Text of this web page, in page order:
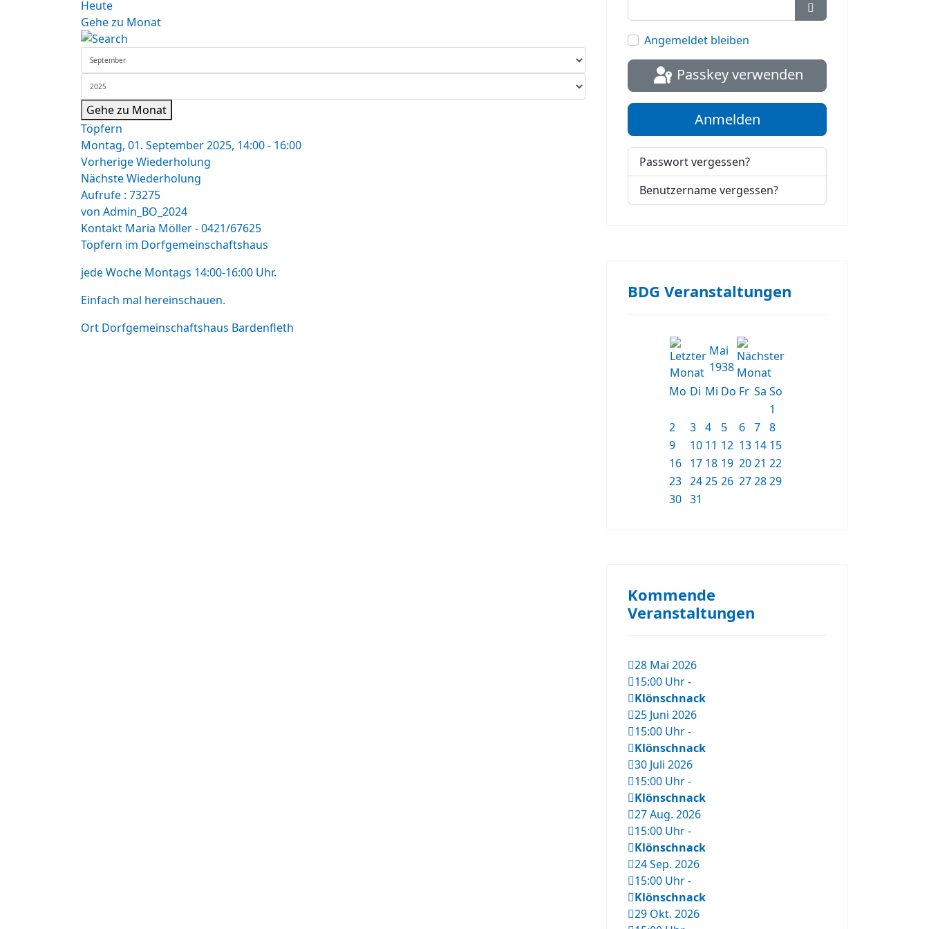
Heute
Gehe zu Monat
Gehe zu Monat
Töpfern
Montag, 01. September 2025, 14:00 - 16:00
Vorherige Wiederholung
Nächste Wiederholung
Aufrufe : 73275
von Admin_BO_2024
Kontakt Maria Möller - 0421/67625
Töpfern im Dorfgemeinschaftshaus
jede Woche Montags 14:00-16:00 Uhr.
Einfach mal hereinschauen.
Ort Dorfgemeinschaftshaus Bardenfleth
Passwort anzeigen
Angemeldet bleiben
Passkey verwenden
Anmelden
Passwort vergessen?
Benutzername vergessen?
BDG Veranstaltungen
Mai
1938
Mo Di Mi Do Fr Sa So
1
2
3 4 5 6 7 8
9
10 11 12 13 14 15
16 17 18 19 2021 22
23 2425 26 272829
30 31
Kommende
Veranstaltungen
28 Mai 2026
15:00 Uhr-
Klönschnack
25 Juni 2026
15:00 Uhr-
Klönschnack
30 Juli 2026
15:00 Uhr-
Klönschnack
27 Aug. 2026
15:00 Uhr-
Klönschnack
24 Sep. 2026
15:00 Uhr-
Klönschnack
29 Okt. 2026